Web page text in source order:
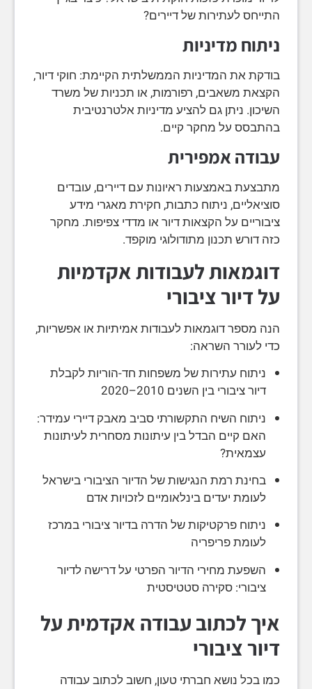
התייחס לעתירות של דיירים?
ניתוח מדיניות
בודקת את המדיניות הממשלתית הקיימת: חוקי דיור,
הקצאת משאבים, רפורמות, או תכניות של משרד
השיכון. ניתן גם להציע מדיניות אלטרנטיבית
בהתבסס על מחקר קיים.
עבודה אמפירית
מתבצעת באמצעות ראיונות עם דיירים, עובדים
סוציאליים, ניתוח כתבות, חקירת מאגרי מידע
ציבוריים על הקצאות דיור או מדדי צפיפות. מחקר
כזה דורש תכנון מתודולוגי מוקפד.
דוגמאות לעבודות אקדמיות
על דיור ציבורי
הנה מספר דוגמאות לעבודות אמיתיות או אפשריות,
כדי לעורר השראה:
ניתוח עתירות של משפחות חד-הוריות לקבלת
דיור ציבורי בין השנים 2010–2020
ניתוח השיח התקשורתי סביב מאבק דיירי עמידר:
האם קיים הבדל בין עיתונות מסחרית לעיתונות
עצמאית?
בחינת רמת הנגישות של הדיור הציבורי בישראל
לעומת יעדים בינלאומיים לזכויות אדם
ניתוח פרקטיקות של הדרה בדיור ציבורי במרכז
לעומת פריפריה
השפעת מחירי הדיור הפרטי על דרישה לדיור
ציבורי: סקירה סטטיסטית
איך לכתוב עבודה אקדמית על
דיור ציבורי
כמו בכל נושא חברתי טעון, חשוב לכתוב עבודה